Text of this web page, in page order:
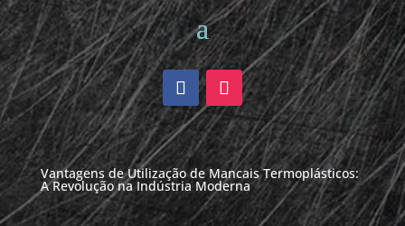
Vantagens de Utilização de Mancais Termoplásticos:
A Revolução na Indústria Moderna